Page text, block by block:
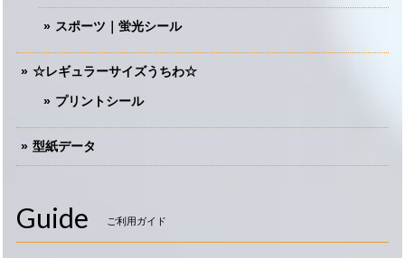
スポーツ｜蛍光シール
☆レギュラーサイズうちわ☆
プリントシール
型紙データ
Guide ご利用ガイド